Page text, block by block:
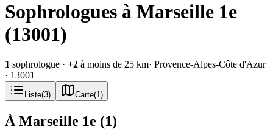
Sophrologues à Marseille 1e
(13001)
1 sophrologue · +2 à moins de 25 km· Provence-Alpes-Côte d'Azur
· 13001
Liste(3) Carte(1 )
À Marseille 1e (1)